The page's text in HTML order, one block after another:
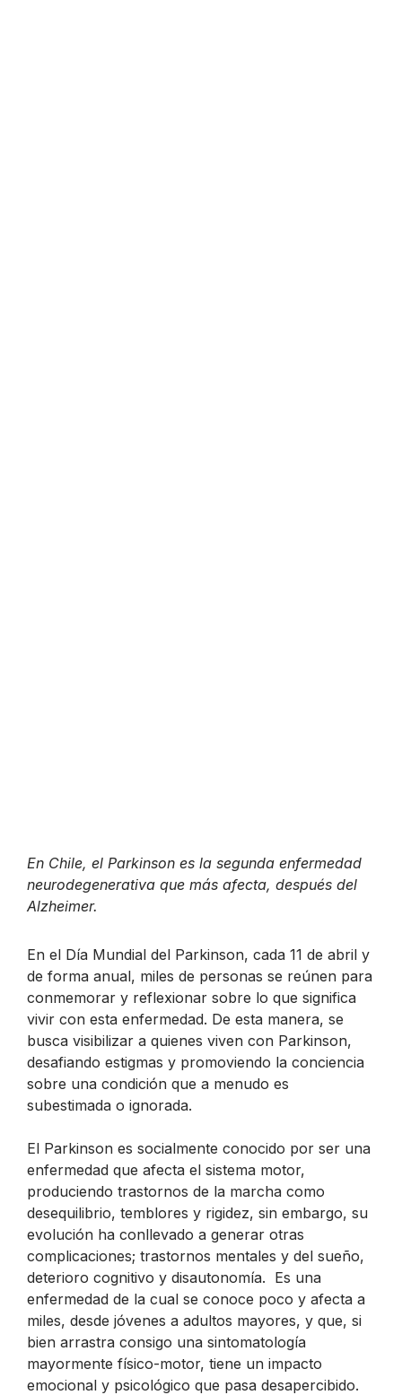
En Chile, el Parkinson es la segunda enfermedad
neurodegenerativa que más afecta, después del
Alzheimer.
En el Día Mundial del Parkinson, cada 11 de abril y
de forma anual, miles de personas se reúnen para
conmemorar y reflexionar sobre lo que significa
vivir con esta enfermedad. De esta manera, se
busca visibilizar a quienes viven con Parkinson,
desafiando estigmas y promoviendo la conciencia
sobre una condición que a menudo es
subestimada o ignorada.
El Parkinson es socialmente conocido por ser una
enfermedad que afecta el sistema motor,
produciendo trastornos de la marcha como
desequilibrio, temblores y rigidez, sin embargo, su
evolución ha conllevado a generar otras
complicaciones; trastornos mentales y del sueño,
deterioro cognitivo y disautonomía. Es una
enfermedad de la cual se conoce poco y afecta a
miles, desde jóvenes a adultos mayores, y que, si
bien arrastra consigo una sintomatología
mayormente físico-motor, tiene un impacto
emocional y psicológico que pasa desapercibido.